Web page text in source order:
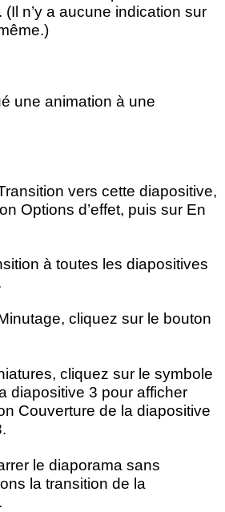
(Il n’y a aucune indication sur
une animation à une
vers cette diapositive,
Options d’effet, puis sur En
à toutes les diapositives
cliquez sur le bouton
cliquez sur le symbole
diapositive 3 pour afficher
Couverture de la diapositive
le diaporama sans
la transition de la